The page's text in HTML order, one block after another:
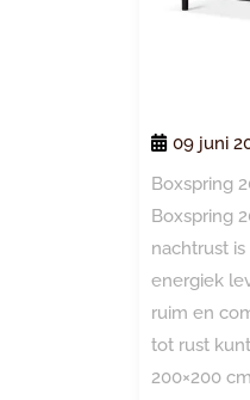
09 juni
Boxspring
Boxspring
nachtrust
energiek
ruim en
tot rust
200×200